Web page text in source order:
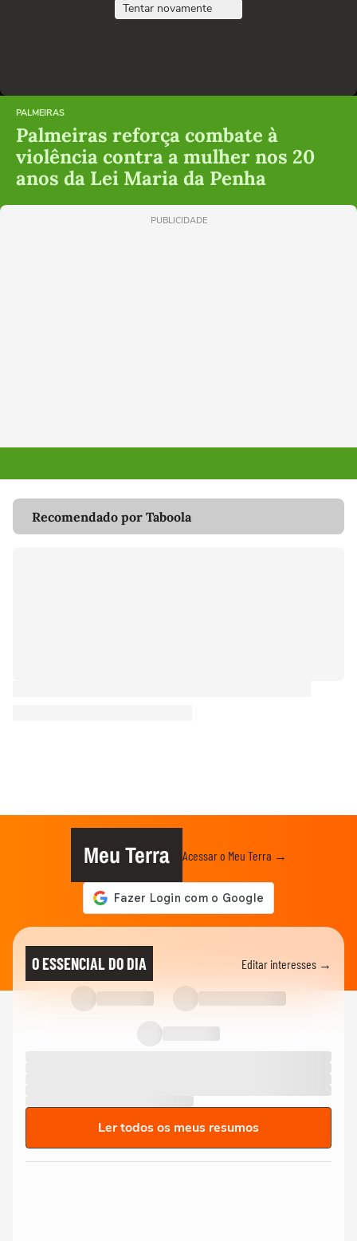
Tentar novamente
PALMEIRAS
Palmeiras reforça combate à
violência contra a mulher nos 20
anos da Lei Maria da Penha
PUBLICIDADE
Recomendado por Taboola
Meu Terra Acessar o Meu Terra →
O ESSENCIAL DO DIA Editar interesses →
Ler todos os meus resumos